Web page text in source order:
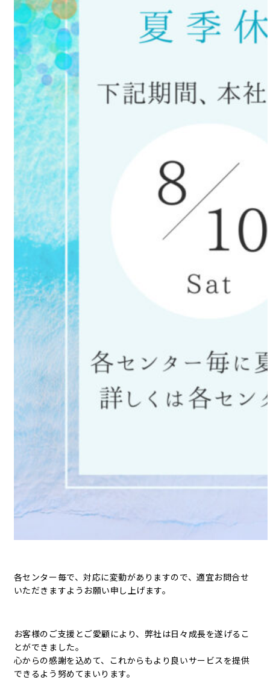
各センター毎で、対応に変動がありますので、適宜お問合せ
いただきますようお願い申し上げます。
お客様のご支援とご愛顧により、弊社は日々成長を遂げるこ
とができました。
心からの感謝を込めて、これからもより良いサービスを提供
できるよう努めてまいります。